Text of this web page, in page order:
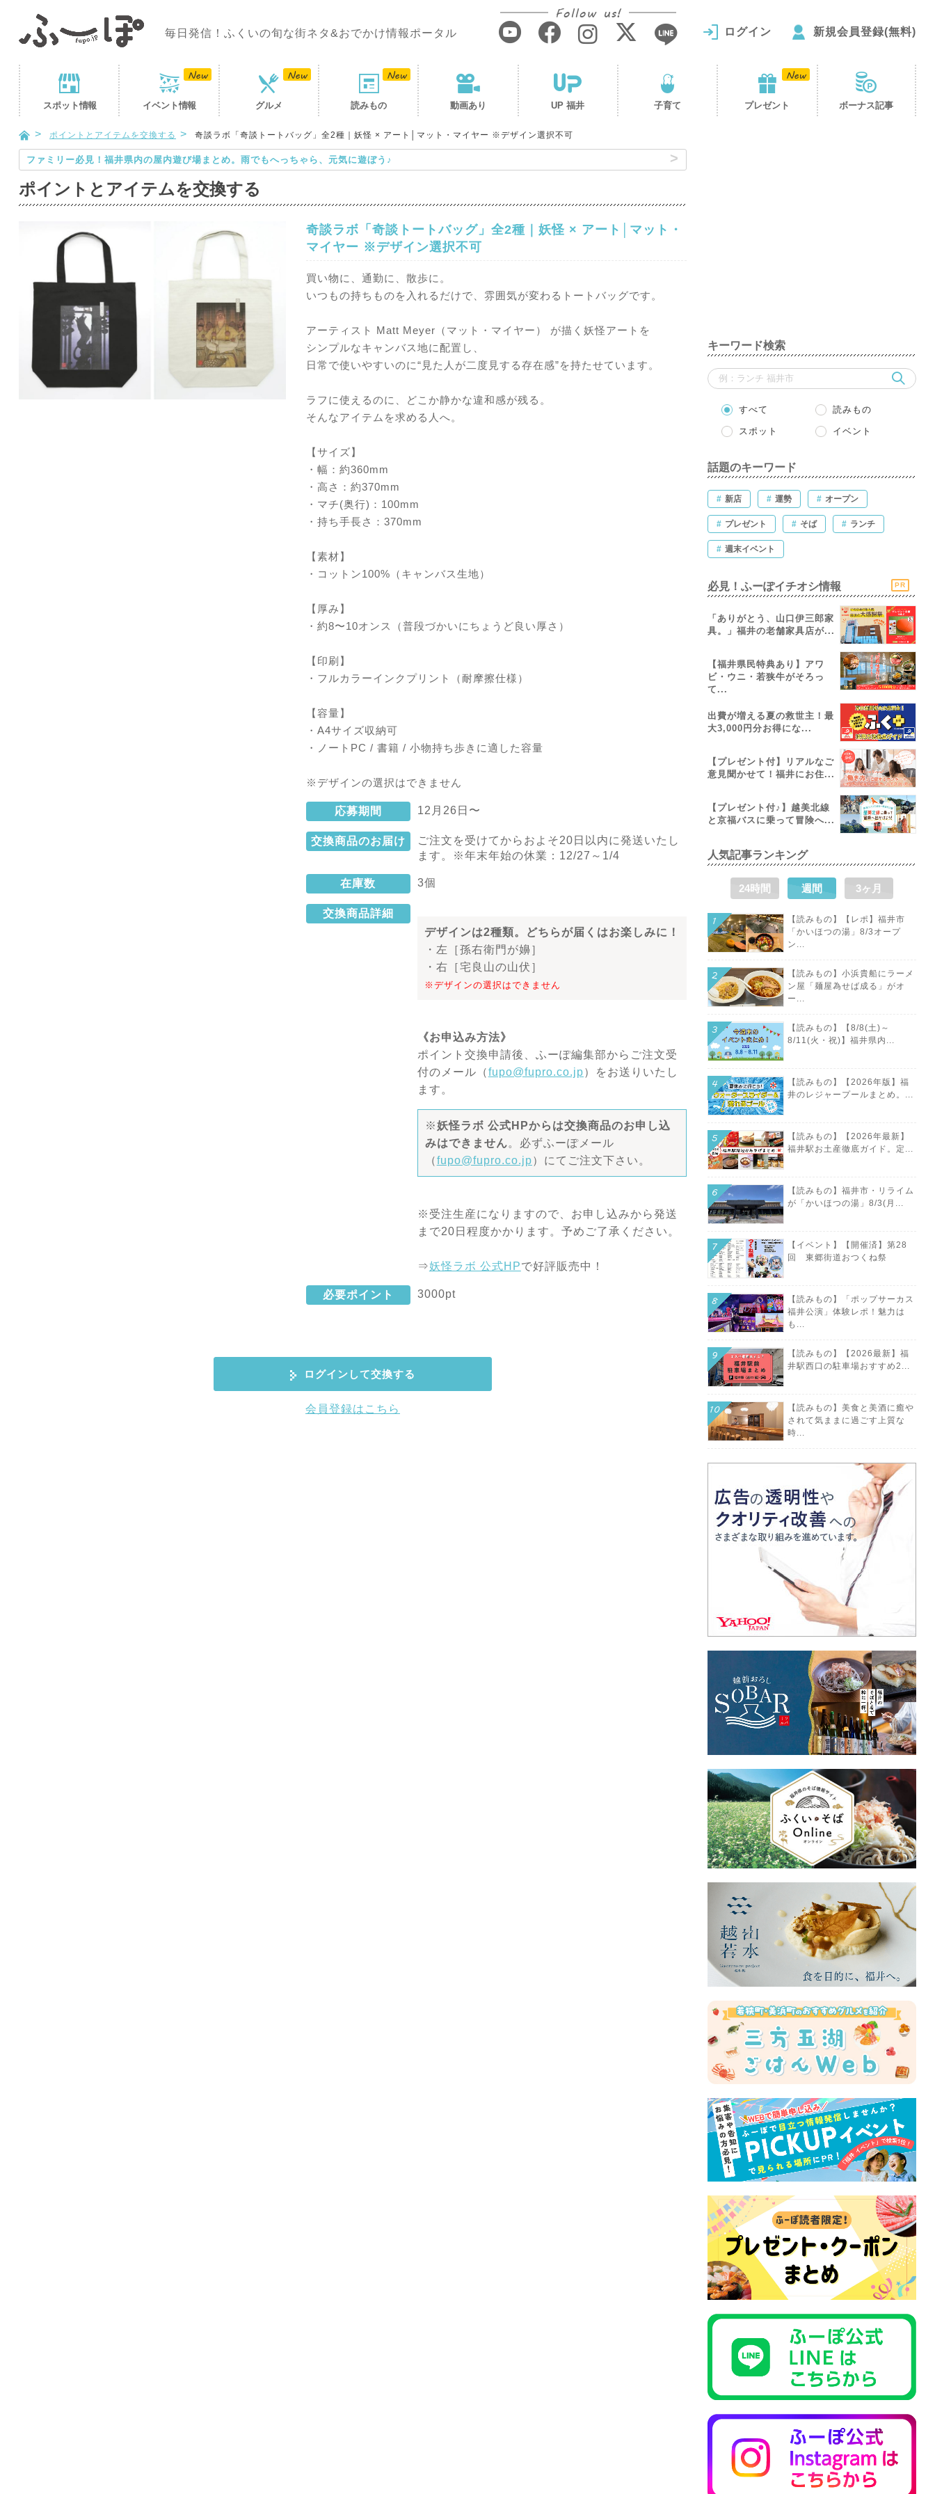
毎日発信！ふくいの旬な街ネタ&おでかけ情報ポータル
Follow us!
ログイン 新規会員登録(無料)
スポット情報 イベント情報 グルメ 読みもの 動画あり UP 福井 子育て プレゼント ボーナス記事
ポイントとアイテムを交換する 奇談ラボ「奇談トートバッグ」全2種｜妖怪 × アート│マット・マイヤー ※デザイン選択不可
ファミリー必見！福井県内の屋内遊び場まとめ。雨でもへっちゃら、元気に遊ぼう♪
ポイントとアイテムを交換する
奇談ラボ「奇談トートバッグ」全2種｜妖怪 × アート│マット・
マイヤー ※デザイン選択不可
買い物に、通勤に、散歩に。
いつもの持ちものを入れるだけで、雰囲気が変わるトートバッグです。
アーティスト Matt Meyer（マット・マイヤー） が描く妖怪アートを
シンプルなキャンバス地に配置し、
日常で使いやすいのに“見た人が二度見する存在感”を持たせています。
ラフに使えるのに、どこか静かな違和感が残る。
そんなアイテムを求める人へ。
【サイズ】
・幅：約360mm
・高さ：約370mm
・マチ(奥行)：100mm
・持ち手長さ：370mm
【素材】
・コットン100%（キャンバス生地）
【厚み】
・約8〜10オンス（普段づかいにちょうど良い厚さ）
【印刷】
・フルカラーインクプリント（耐摩擦仕様）
【容量】
・A4サイズ収納可
・ノートPC / 書籍 / 小物持ち歩きに適した容量
※デザインの選択はできません
応募期間 12月26日〜
交換商品のお届け
ご注文を受けてからおよそ20日以内に発送いたし
ます。※年末年始の休業：12/27～1/4
在庫数 3個
交換商品詳細
デザインは2種類。
どちらが届くはお楽しみに！
・左［孫右衛門が嬶］
・右［宅良山の山伏］
※デザインの選択はできません
《お申込み方法》
ポイント交換申請後、ふーぽ編集部からご注文受
付のメール（fupo@fupro.co.jp）をお送りいたし
ます。
※妖怪ラボ 公式HPからは交換商品のお申し込
みはできません。必ずふーぽメール
（fupo@fupro.co.jp）にてご注文下さい。
※受注生産になりますので、お申し込みから発送
まで20日程度かかります。予めご了承ください。
⇒妖怪ラボ 公式HPで好評販売中！
必要ポイント 3000pt
ログインして交換する
会員登録はこちら
キーワード検索
すべて 読みもの
スポット イベント
話題のキーワード
# 新店 # 運勢 # オープン
# プレゼント # そば # ランチ
# 週末イベント
必見！ふーぽイチオシ情報 PR
「ありがとう、山口伊三郎家
具。」福井の老舗家具店が...
【福井県民特典あり】アワ
ビ・ウニ・若狭牛がそろっ
て...
出費が増える夏の救世主！最
大3,000円分お得にな...
【プレゼント付】リアルなご
意見聞かせて！福井にお住...
【プレゼント付♪】越美北線
と京福バスに乗って冒険へ...
人気記事ランキング
24時間 週間 3ヶ月
【読みもの】【レポ】福井市
「かいほつの湯」8/3オープ
ン...
【読みもの】小浜貴船にラーメ
ン屋「麺屋為せば成る」がオ
ー...
【読みもの】【8/8(土)～
8/11(火・祝)】福井県内...
【読みもの】【2026年版】福
井のレジャープールまとめ。...
【読みもの】【2026年最新】
福井駅お土産徹底ガイド。定...
【読みもの】福井市・リライム
が「かいほつの湯」8/3(月...
【イベント】【開催済】第28
回 東郷街道おつくね祭
【読みもの】「ポップサーカス
福井公演」体験レポ！魅力は
も...
【読みもの】【2026最新】福
井駅西口の駐車場おすすめ2...
【読みもの】美食と美酒に癒や
されて気ままに過ごす上質な
時...